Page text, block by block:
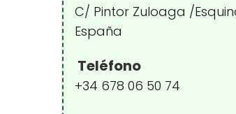
C/ Pintor Zuloaga /
España
Teléfono
+34 678 06 50 74